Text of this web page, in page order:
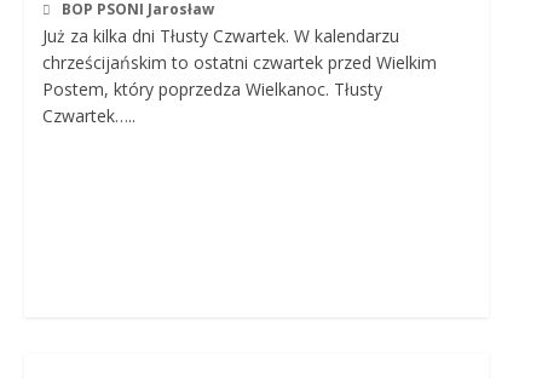
BOP PSONI Jarosław
Już za kilka dni Tłusty Czwartek. W kalendarzu
chrześcijańskim to ostatni czwartek przed Wielkim
Postem, który poprzedza Wielkanoc. Tłusty
Czwartek…..